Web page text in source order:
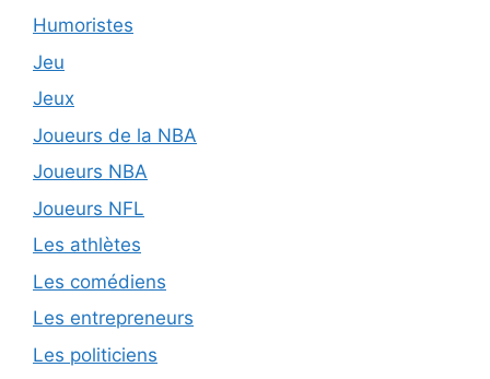
Humoristes
Jeu
Jeux
Joueurs de la NBA
Joueurs NBA
Joueurs NFL
Les athlètes
Les comédiens
Les entrepreneurs
Les politiciens